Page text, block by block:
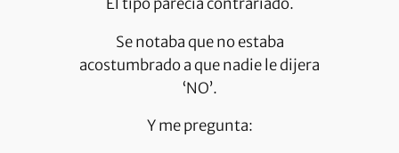
Se notaba que no estaba
acostumbrado a que nadie le dijera
‘NO’.
Y me pregunta: